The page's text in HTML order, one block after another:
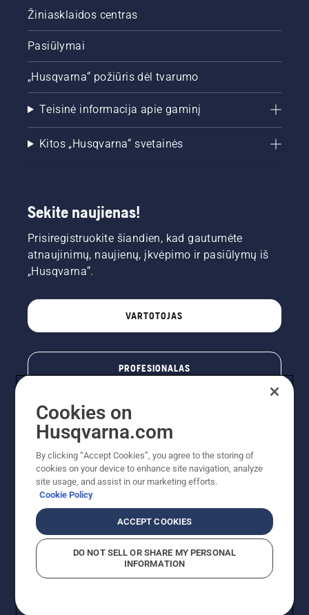
Žiniasklaidos centras
Pasiūlymai
„Husqvarna“ požiūris dėl tvarumo
Teisinė informacija apie gaminį
Kitos „Husqvarna“ svetainės
Sekite naujienas!
Prisiregistruokite šiandien, kad gautumėte
atnaujinimų, naujienų, įkvėpimo ir pasiūlymų iš
„Husqvarna“.
VARTOTOJAS
PROFESIONALAS
© „Husqvarna AB“ (leid). Visos teisės priklauso autoriui.
Nurodoma rekomenduojama mažmeninė kaina (RMK),
įskaitant PVM. RMK yra kaina, už kurią gamintojas
rekomenduoja pardavėjui parduoti prekę. UAB
"Husqvarna Lietuva" prekių vartotojams neparduoda,
Cookies on
Husqvarna.com
By clicking “Accept Cookies”, you agree to the storing of
cookies on your device to enhance site navigation, analyze
site usage, and assist in our marketing efforts.
Cookie Policy
ACCEPT COOKIES
DO NOT SELL OR SHARE MY PERSONAL
INFORMATION